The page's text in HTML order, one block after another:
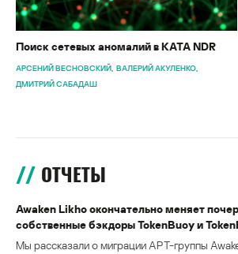
Поиск сетевых аномалий в KATA NDR
АРСЕНИЙ ВЕСНОВСКИЙ ВАЛЕРИЙ АКУЛЕНКО
ДМИТРИЙ САБАДАШ
ОТЧЕТЫ
Awaken Likho окончательно меняет
собственные бэкдоры TokenBuoy и
Мы рассказали о миграции APT-группы